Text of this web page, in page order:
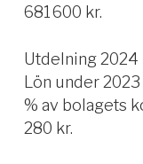
681 600 kr.
Utdelning 2024
Lön under
% av bolagets
280 kr.